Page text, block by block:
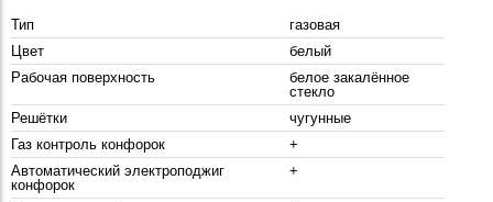
Тип
газовая
Цвет
белый
Рабочая поверхность
белое закалённое
стекло
Решётки
чугунные
Газ контроль конфорок
+
Автоматический электроподжиг
конфорок
+